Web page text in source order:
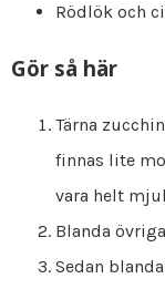
Rödlök och
Gör så här
Tärna
finnas lite
vara helt
Blanda
Sedan